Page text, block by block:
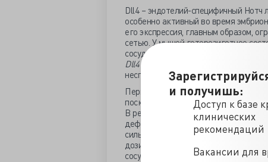
и получишь:
Доступ к базе
клинических
рекомендаций
Вакансии для
Dll4 – эндотелий-специфичный Нотч
особенно активный во время
его экспрессия, главным образом,
сетью. У мышей гетерозиготное
сосудов приводит к эмбриональной
Dll4и
неспособности организма
Первые испытания anti-Dll4 терапии
поскольку, несмотря на увеличение
В результате недостаточного
дефект циркуляции и увеличилась
сильно зависит от уровня
дозировку anti-Dll4, можно достичь
сосудов. Это было бы полезно для